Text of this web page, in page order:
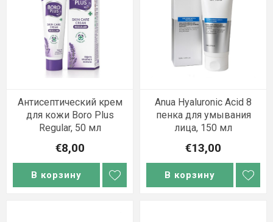
Антисептический крем
для кожи Boro Plus
Regular, 50 мл
€8,00
В корзину
Anua Hyaluronic Acid 8
пенка для умывания
лица, 150 мл
€13,00
В корзину